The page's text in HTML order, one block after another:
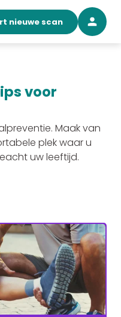
nieuwe scan
voor
Maak van
plek waar u
uw leeftijd.